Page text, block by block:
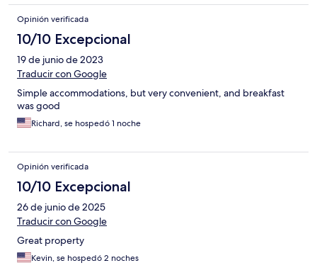
Opinión verificada
10/10 Excepcional
19 de junio de 2023
Traducir con Google
Simple accommodations, but very convenient, and breakfast
was good
Richard, se hospedó 1 noche
Opinión verificada
10/10 Excepcional
26 de junio de 2025
Traducir con Google
Great property
Kevin, se hospedó 2 noches